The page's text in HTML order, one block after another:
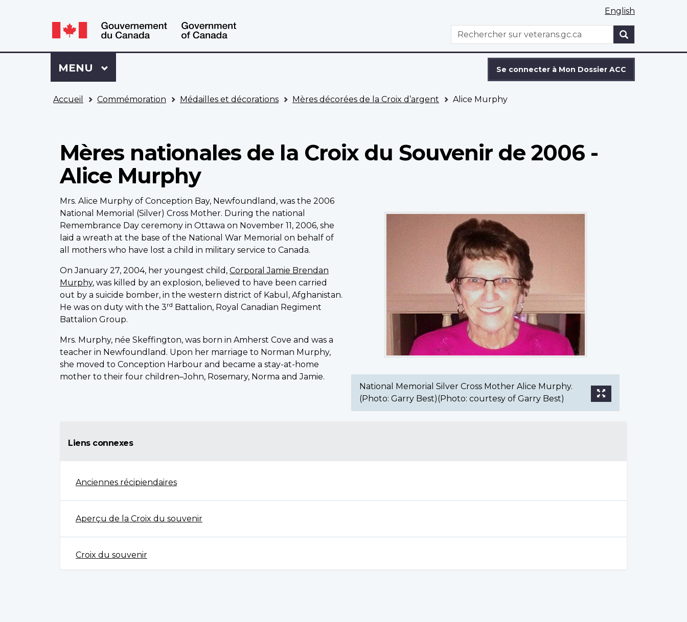
Language
switcher
Language
switcher
English
WxT
Search
Rechercher
Se
connecter
à
Dossier
Se connecter à Mon Dossier ACC
Menu
MENU PRINCIPAL
Accueil Commémoration Médailles et décorations Mères décorées de la Croix d’argent Alice Murphy
Mères nationales de la Croix du Souvenir de 2006 -
Alice Murphy
Memorial
Best)
National Memorial Silver Cross Mother Alice Murphy.
(Photo: Garry Best)(Photo: courtesy of Garry Best)
Mrs. Alice Murphy of Conception Bay, Newfoundland, was the 2006
National Memorial (Silver) Cross Mother. During the national
Remembrance Day ceremony in Ottawa on November 11, 2006, she
laid a wreath at the base of the National War Memorial on behalf of
all mothers who have lost a child in military service to Canada.
On January 27, 2004, her youngest child, Corporal Jamie Brendan
Murphy, was killed by an explosion, believed to have been carried
out by a suicide bomber, in the western district of Kabul, Afghanistan.
He was on duty with the 3rd Battalion, Royal Canadian Regiment
Battalion Group.
Mrs. Murphy, née Skeffington, was born in Amherst Cove and was a
teacher in Newfoundland. Upon her marriage to Norman Murphy,
she moved to Conception Harbour and became a stay-at-home
mother to their four children–John, Rosemary, Norma and Jamie.
Liens connexes
Anciennes récipiendaires
Aperçu de la Croix du souvenir
Croix du souvenir